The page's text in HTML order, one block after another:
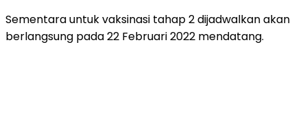
Sementara untuk vaksinasi tahap 2 dijadwalkan akan
berlangsung pada 22 Februari 2022 mendatang.